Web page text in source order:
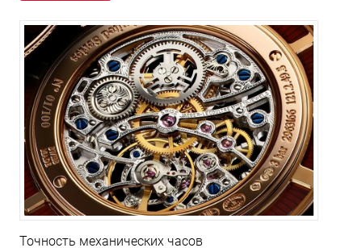
Точность механических часов